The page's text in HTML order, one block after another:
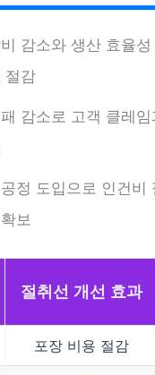
감소와 생산 효율
절감
감소로 고객 클레임
정 도입으로 인건비
보
절취선 개선 효과
포장 비용 절감